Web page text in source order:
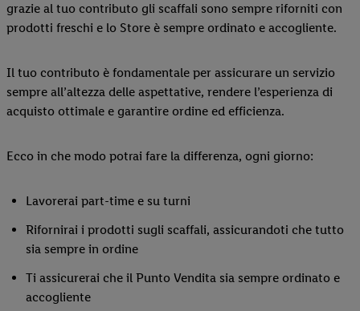
grazie al tuo contributo gli scaffali sono sempre riforniti con
prodotti freschi e lo Store è sempre ordinato e accogliente.
Il tuo contributo è fondamentale per assicurare un servizio
sempre all’altezza delle aspettative, rendere l’esperienza di
acquisto ottimale e garantire ordine ed efficienza.
Ecco in che modo potrai fare la differenza, ogni giorno:
Lavorerai part-time e su turni
Rifornirai i prodotti sugli scaffali, assicurandoti che tutto
sia sempre in ordine
Ti assicurerai che il Punto Vendita sia sempre ordinato e
accogliente